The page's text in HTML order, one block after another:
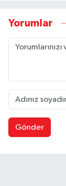
Yorumlar
Gönder